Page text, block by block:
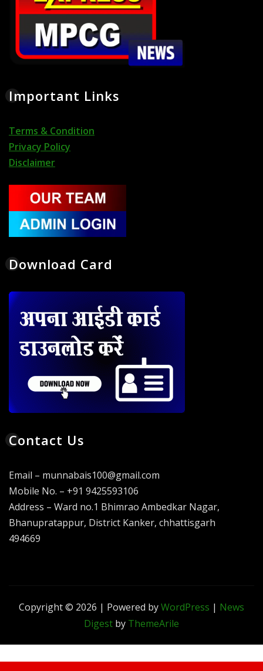
Important Links
Terms & Condition
Privacy Policy
Disclaimer
Download Card
Contact Us
Email – munnabais100@gmail.com
Mobile No. – +91 9425593106
Address – Ward no.1 Bhimrao Ambedkar Nagar,
Bhanupratappur, District Kanker, chhattisgarh
494669
Copyright © 2026 | Powered byWordPress | News
Digest by ThemeArile